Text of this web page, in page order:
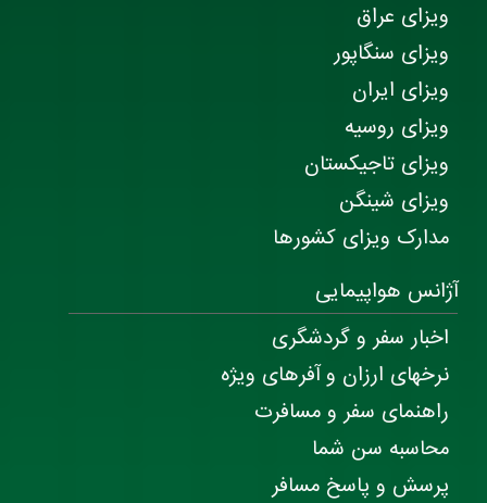
ویزای عراق
ویزای سنگاپور
ویزای ایران
ویزای روسیه
ویزای تاجیکستان
ویزای شینگن
مدارک ویزای کشورها
آژانس هواپیمایی
اخبار سفر و گردشگری
نرخهای ارزان و آفرهای ویژه
راهنمای سفر و مسافرت
محاسبه سن شما
پرسش و پاسخ مسافر